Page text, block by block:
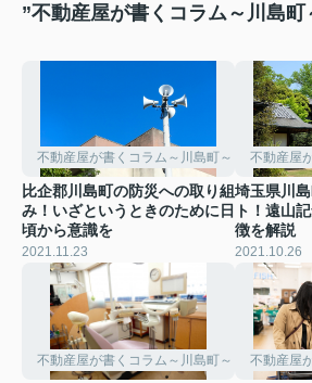
”不動産屋が書くコラム～川島
不動産屋が書くコラム～川島町～
比企郡川島町の防災への取り組
み！いざというときのために日
頃から意識を
2021.11.23
不動産屋
埼玉県川
ト！遠山
徴を解説
2021.10.26
不動産屋が書くコラム～川島町～ 不動産屋